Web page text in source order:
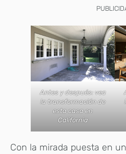
Antes y después: vea
la transformación de
esta casa en
California
Con la mirada puesta en